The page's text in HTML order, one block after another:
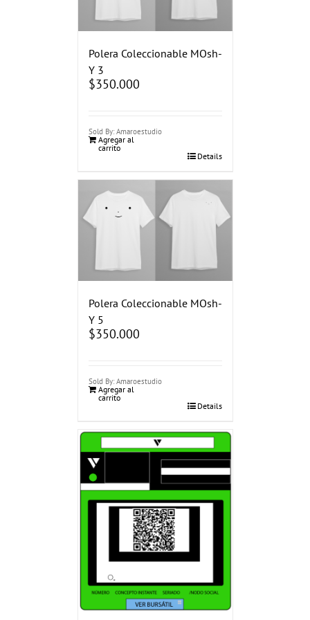
Polera Coleccionable MOsh-
Y 3
$350.000
Sold By: Amaroestudio
Agregar al
carrito
Details
Polera Coleccionable MOsh-
Y 5
$350.000
Sold By: Amaroestudio
Agregar al
carrito
Details